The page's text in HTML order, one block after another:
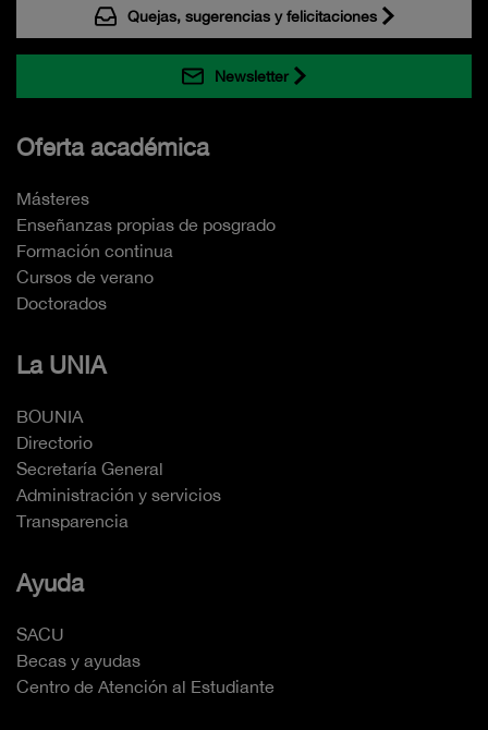
Quejas, sugerencias y felicitaciones
Newsletter
Oferta académica
Másteres
Enseñanzas propias de posgrado
Formación continua
Cursos de verano
Doctorados
La UNIA
BOUNIA
Directorio
Secretaría General
Administración y servicios
Transparencia
Ayuda
SACU
Becas y ayudas
Centro de Atención al Estudiante